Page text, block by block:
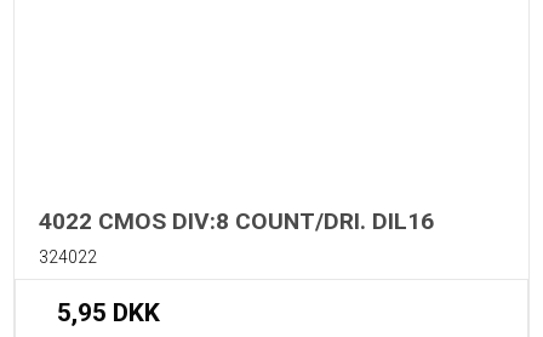
4022 CMOS DIV:8 COUNT/DRI. DIL16
324022
5,95 DKK